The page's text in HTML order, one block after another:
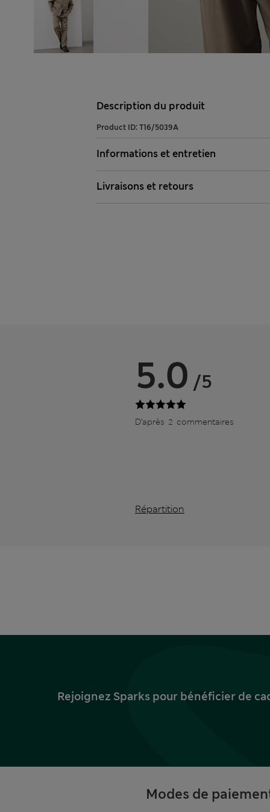
Description du produit
Product ID: T16/5039A
Informations et entretien
Livraisons et retours
5.0 /5
D’après 2 commentaires
Répartition
Rejoignez Sparks pour bénéficier de
Modes de